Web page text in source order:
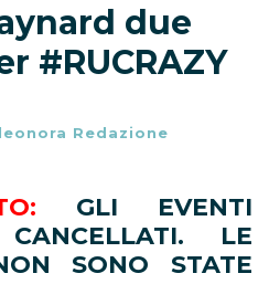
due
#RUCRAZY
Redazione
GLI EVENTI
LE
SONO STATE